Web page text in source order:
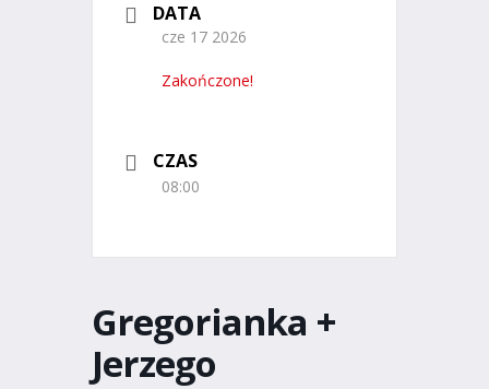
DATA
cze 17 2026
Zakończone!
CZAS
08:00
Gregorianka +
Jerzego